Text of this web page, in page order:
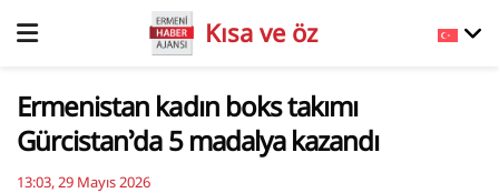
Kısa ve öz
Ermenistan kadın boks takımı
Gürcistan’da 5 madalya kazandı
13:03, 29 Mayıs 2026